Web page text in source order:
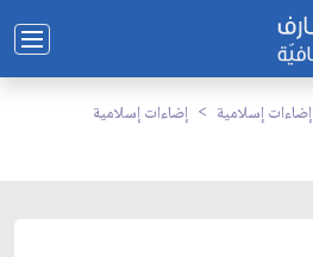
إضاءات إسلامية
إضاءات إسلامية